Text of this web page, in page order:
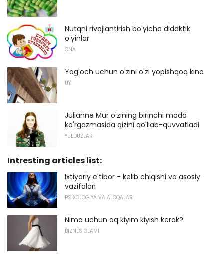
Nutqni rivojlantirish bo'yicha didaktik
o'yinlar
ONA
Yog'och uchun o'zini o'zi yopishqoq kino
UY
Julianne Mur o'zining birinchi moda
ko'rgazmasida qizini qo'llab-quvvatladi
YULDUZLAR
Intresting articles list:
Ixtiyoriy e'tibor - kelib chiqishi va asosiy
vazifalari
PSIXOLOGIYA VA ALOQALAR
Nima uchun oq kiyim kiyish kerak?
BIZNES OLAMI